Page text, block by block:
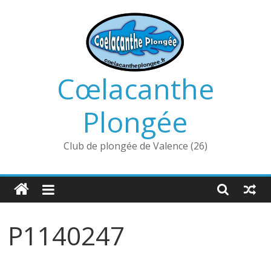
Cœlacanthe
Plongée
Club de plongée de Valence (26)
P1140247